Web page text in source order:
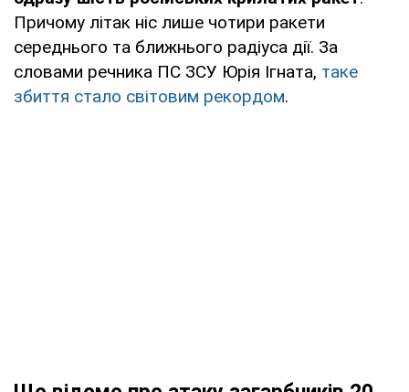
Причому літак ніс лише чотири ракети
середнього та ближнього радіуса дії. За
словами речника ПС ЗСУ Юрія Ігната, таке
збиття стало світовим рекордом.